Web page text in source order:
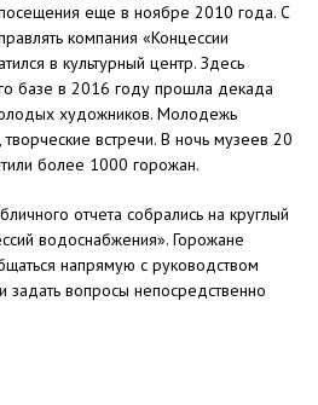
еще в ноябре 2010 года. С
компания «Концессии
в культурный центр. Здесь
базе в 2016 году прошла декада
художников. Молодежь
творческие встречи. В ночь музеев 20
более 1000 горожан.
отчета собрались на круглый
водоснабжения». Горожане
напрямую с руководством
задать вопросы непосредственно